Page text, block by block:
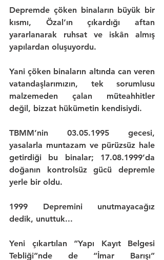
Depremde çöken binaların büyük bir
kısmı, Özal’ın çıkardığı aftan
yararlanarak ruhsat ve iskân almış
yapılardan oluşuyordu.
Yani çöken binaların altında can veren
vatandaşlarımızın, tek sorumlusu
malzemeden çalan müteahhitler
değil, bizzat hükümetin kendisiydi.
TBMM’nin 03.05.1995 gecesi,
yasalarla muntazam ve pürüzsüz hale
getirdiği bu binalar; 17.08.1999
yerle bir oldu.
1999 Depremini unutmayacağız
dedik, unuttuk...
Yeni çıkartılan “Yapı Kayıt Belgesi
Tebliği”nde de “İmar Barışı”